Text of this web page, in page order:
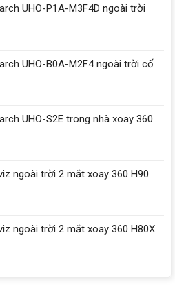
UHO-P1A-M3F4D ngoài trời
UHO-B0A-M2F4 ngoài trời cố
UHO-S2E trong nhà xoay 360
ngoài trời 2 mắt xoay 360 H90
ngoài trời 2 mắt xoay 360 H80X